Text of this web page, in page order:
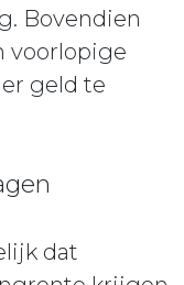
Bovendien
voorlopige
geld te
dat